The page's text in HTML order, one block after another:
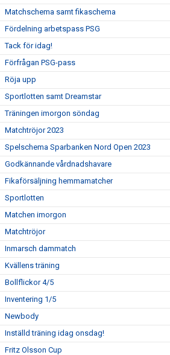
Matchschema samt fikaschema
Fördelning arbetspass PSG
Tack för idag!
Förfrågan PSG-pass
Röja upp
Sportlotten samt Dreamstar
Träningen imorgon söndag
Matchtröjor 2023
Spelschema Sparbanken Nord Open 2023
Godkännande vårdnadshavare
Fikaförsäljning hemmamatcher
Sportlotten
Matchen imorgon
Matchtröjor
Inmarsch dammatch
Kvällens träning
Bollflickor 4/5
Inventering 1/5
Newbody
Inställd träning idag onsdag!
Fritz Olsson Cup